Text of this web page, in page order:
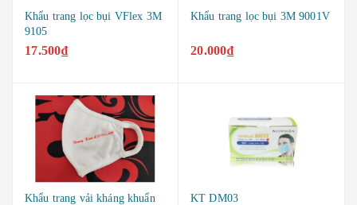
Khẩu trang lọc bụi VFlex 3M
9105
17.500₫
Khẩu trang lọc bụi 3M 9001V
20.000₫
Khẩu trang vải kháng khuẩn KT DM03